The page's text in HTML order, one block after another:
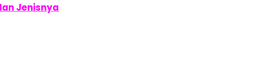
Jenisnya